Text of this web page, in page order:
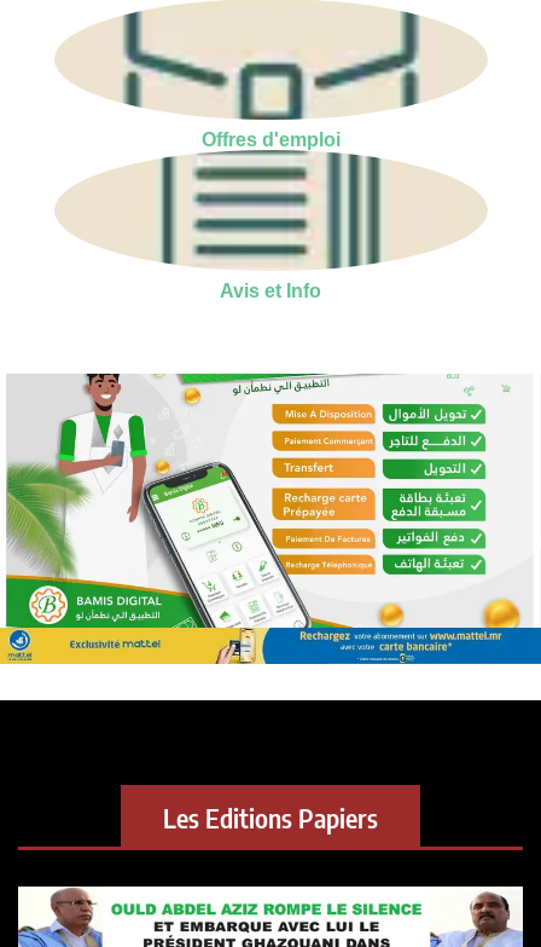
Offres d'emploi
Avis et Info
Les Editions Papiers